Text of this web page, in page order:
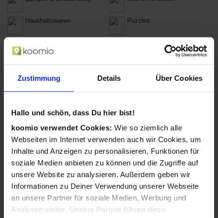
Zustimmung Details Über Cookies
Hallo und schön, dass Du hier bist!
koomio verwendet Cookies: Wie so ziemlich alle
Webseiten im Internet verwenden auch wir Cookies, um
Inhalte und Anzeigen zu personalisieren, Funktionen für
soziale Medien anbieten zu können und die Zugriffe auf
unsere Website zu analysieren. Außerdem geben wir
Informationen zu Deiner Verwendung unserer Webseite
an unsere Partner für soziale Medien, Werbung und
Analysen weiter. Unsere Partner führen diese
Haushaltswaren Puzzles
Bademode Blusen & Tuniken
Hemden Hosen
Jacken & Mäntel Kleider
Dessous &
Nachtwäsche
Pullover & Strickjacken
Röcke Shirts & Tops